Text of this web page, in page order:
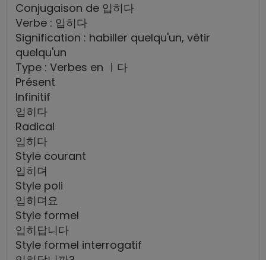
Conjugaison de 입히다
Verbe : 입히다
Signification : habiller quelqu'un, vêtir
quelqu'un
Type : Verbes en ㅣ다
Présent
Infinitif
입히다
Radical
입히다
Style courant
입히뎌
Style poli
입히뎌요
Style formel
입히답니다
Style formel interrogatif